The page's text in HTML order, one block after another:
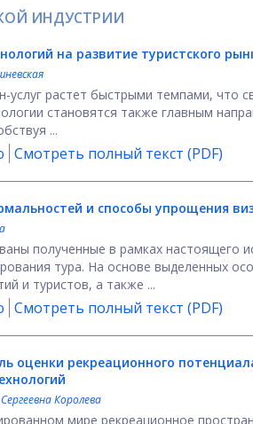
ИНДУСТРИИ
на развитие туристского
услуг растет быстрыми темпами, что
становятся также главным
...
Смотреть полный текст (PDF)
и способы упрощения
полученные в рамках настоящего
тура. На основе выделенных
и туристов, а также ...
Смотреть полный текст (PDF)
оценки рекреационного
Королева
мире рекреационное